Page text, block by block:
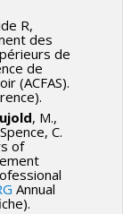
R,
des
de
de
(ACFAS).
, M.,
C.
of
Annual